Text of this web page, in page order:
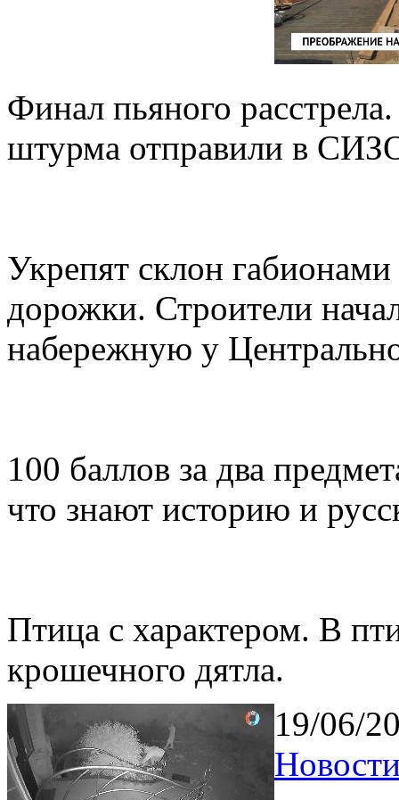
Финал пьяного
штурма отправили в
Укрепят склон
дорожки. Строители
набережную у
100 баллов за два
что знают историю и
Птица с характером. В
крошечного дятла.
19/06/